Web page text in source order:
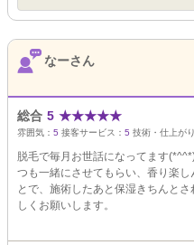
なーさん
総合 5 ★★★★★
雰囲気： 5 接客サービス： 5 技術・仕上がり
脱毛で毎月お世話になってます
つも一緒にさせてもらい、香り楽
とで、施術したあと保湿きちんと
しくお願いします。